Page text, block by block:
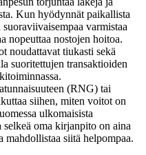
Kun hyödynnät paikallista
varmistaa
nopeuttaa nostojen hoitoa.
noudattavat tiukasti sekä
suoritettujen transaktioiden
(RNG) tai
siihen, miten voitot on
ulkomaisista
oma kirjanpito on aina
siitä helpompaa.